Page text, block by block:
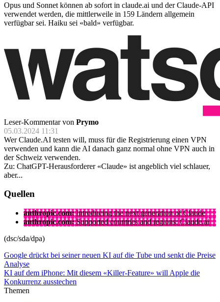
Opus und Sonnet können ab sofort in claude.ai und der Claude-API
verwendet werden, die mittlerweile in 159 Ländern allgemein
verfügbar sei. Haiku sei «bald» verfügbar.
Leser-Kommentar von Prymo
05.03.2024 11:31
Wer Claude.AI testen will, muss für die Registrierung einen VPN
verwenden und kann die AI danach ganz normal ohne VPN auch in
der Schweiz verwenden.
Zu: ChatGPT-Herausforderer «Claude» ist angeblich viel schlauer,
aber...
Quellen
anthropic.com: Introducing the next generation of Claude
anthropic.com: Supported countries and regions: Claude.ai
(dsc/sda/dpa)
Google drückt bei seiner neuen KI auf die Tube und senkt die Preise
Analyse
KI auf dem iPhone: Mit diesem «Killer-Feature» will Apple die
Konkurrenz ausstechen
Themen